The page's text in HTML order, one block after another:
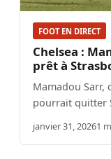
FOOT EN DIRECT
Chelsea :
prêt à
Mamadou Sarr,
pourrait quitter
janvier 31, 20261